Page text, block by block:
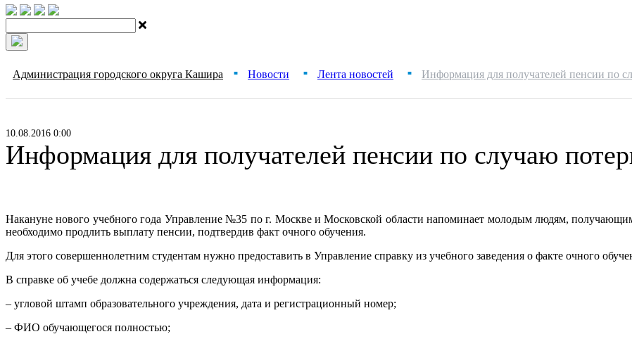
Администрация городского округа Кашира ■ Новости ■ Лента новостей ■ Информация для получателей пенсии по
10.08.2016 0:00
Информация для получателей пенсии по случаю
Накануне нового учебного года Управление №35 по г. Москве и Московской области напоминает молодым людям,
необходимо продлить выплату пенсии, подтвердив факт очного обучения.
Для этого совершеннолетним студентам нужно предоставить в Управление справку из учебного заведения о факте очного
В справке об учебе должна содержаться следующая информация:
– угловой штамп образовательного учреждения, дата и регистрационный номер;
– ФИО обучающегося полностью;